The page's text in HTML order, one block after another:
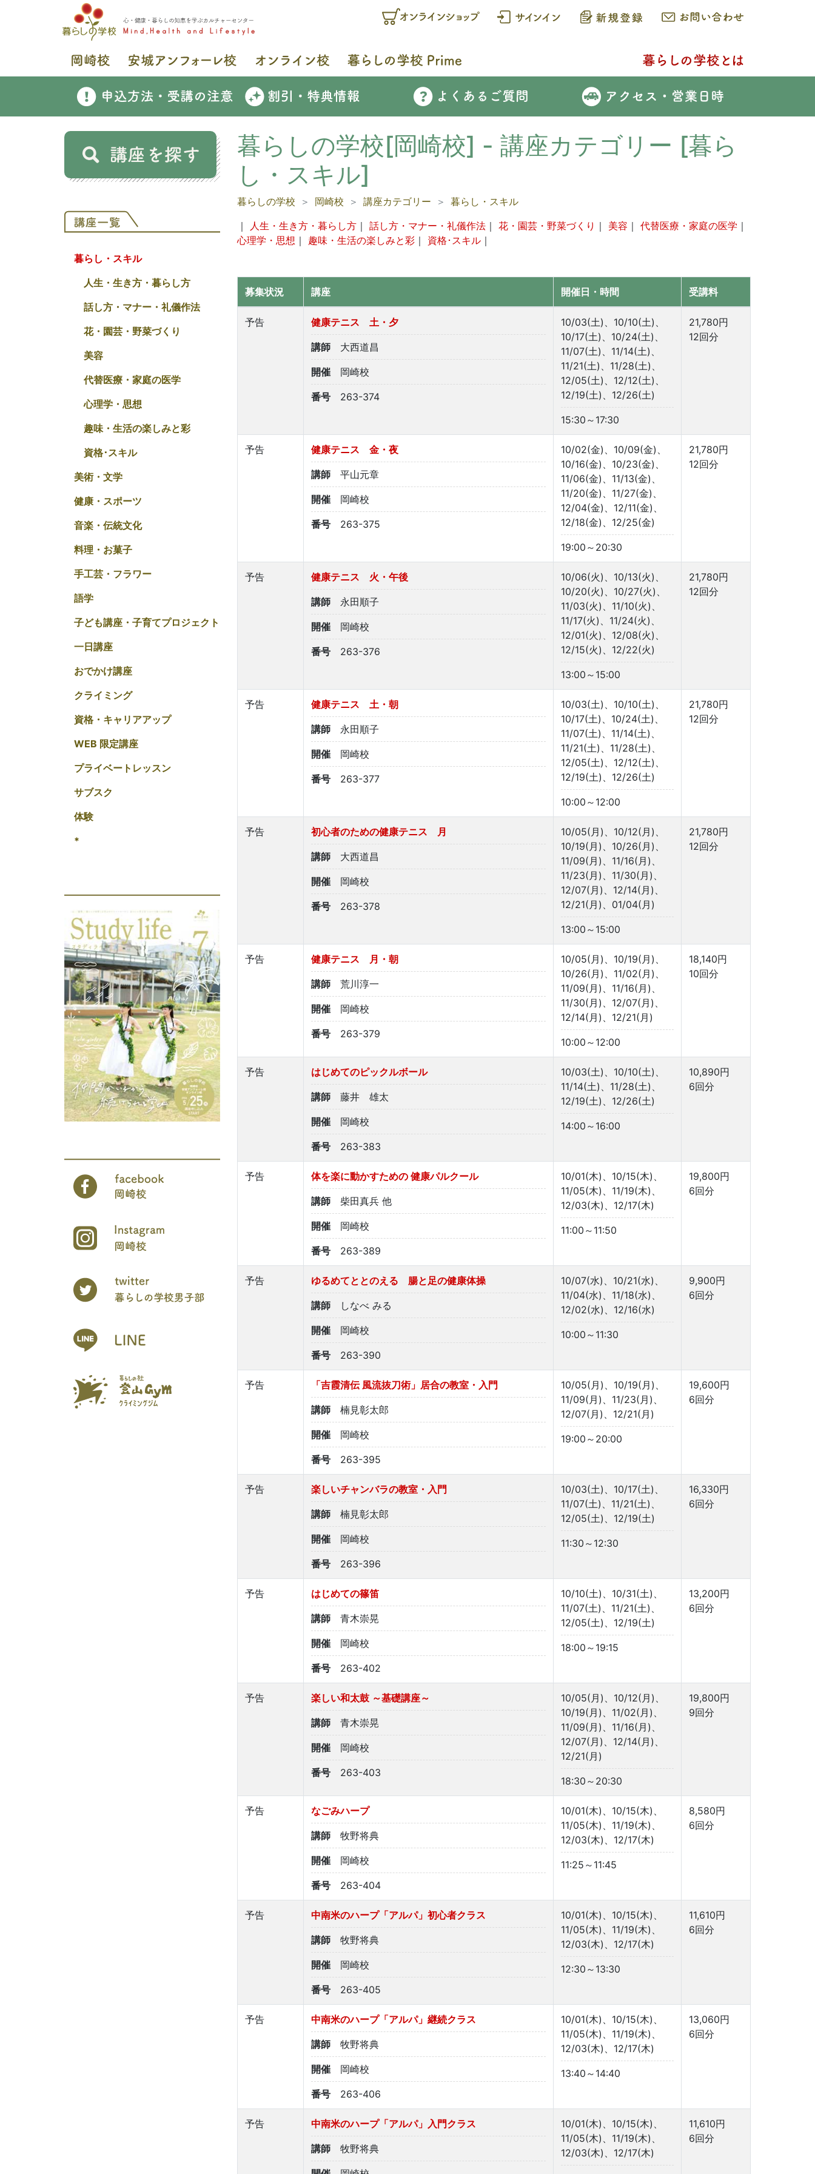
暮らし・スキル
人生・生き方・暮らし方
話し方・マナー・礼儀作法
花・園芸・野菜づくり
美容
代替医療・家庭の医学
心理学・思想
趣味・生活の楽しみと彩
資格･スキル
美術・文学
健康・スポーツ
音楽・伝統文化
料理・お菓子
手工芸・フラワー
語学
子ども講座・子育てプロジェクト
一日講座
おでかけ講座
クライミング
資格・キャリアアップ
WEB 限定講座
プライベートレッスン
サブスク
体験
*
暮らしの学校[岡崎校] - 講座カテゴリー [暮ら
し・スキル]
暮らしの学校 岡崎校 講座カテゴリー
暮らし・スキル
｜
人生・生き方・暮らし方 ｜ 話し方・マナー・礼儀作法 ｜ 花・園芸・野菜づくり ｜ 美容 ｜ 代替医療・家庭の医学 ｜
心理学・思想 ｜ 趣味・生活の楽しみと彩 ｜ 資格･スキル ｜
募集状況 講座 開催日・時間 受講料
予告 健康テニス 土・夕
講師 大西道昌
開催 岡崎校
番号 263-374
10/03(土)、10/10(土)、
10/17(土)、10/24(土)、
11/07(土)、11/14(土)、
11/21(土)、11/28(土)、
12/05(土)、12/12(土)、
12/19(土)、12/26(土)
15:30～17:30
21,780円
12回分
予告 健康テニス 金・夜
講師 平山元章
開催 岡崎校
番号 263-375
10/02(金)、10/09(金)、
10/16(金)、10/23(金)、
11/06(金)、11/13(金)、
11/20(金)、11/27(金)、
12/04(金)、12/11(金)、
12/18(金)、12/25(金)
19:00～20:30
21,780円
12回分
予告 健康テニス 火・午後
講師 永田順子
開催 岡崎校
番号 263-376
10/06(火)、10/13(火)、
10/20(火)、10/27(火)、
11/03(火)、11/10(火)、
11/17(火)、11/24(火)、
12/01(火)、12/08(火)、
12/15(火)、12/22(火)
13:00～15:00
21,780円
12回分
予告 健康テニス 土・朝
講師 永田順子
開催 岡崎校
番号 263-377
10/03(土)、10/10(土)、
10/17(土)、10/24(土)、
11/07(土)、11/14(土)、
11/21(土)、11/28(土)、
12/05(土)、12/12(土)、
12/19(土)、12/26(土)
10:00～12:00
21,780円
12回分
予告 初心者のための健康テニス 月
講師 大西道昌
開催 岡崎校
番号 263-378
10/05(月)、10/12(月)、
10/19(月)、10/26(月)、
11/09(月)、11/16(月)、
11/23(月)、11/30(月)、
12/07(月)、12/14(月)、
12/21(月)、01/04(月)
13:00～15:00
21,780円
12回分
予告 健康テニス 月・朝
講師 荒川淳一
開催 岡崎校
番号 263-379
10/05(月)、10/19(月)、
10/26(月)、11/02(月)、
11/09(月)、11/16(月)、
11/30(月)、12/07(月)、
12/14(月)、12/21(月)
10:00～12:00
18,140円
10回分
予告 はじめてのピックルボール
講師 藤井 雄太
開催 岡崎校
番号 263-383
10/03(土)、10/10(土)、
11/14(土)、11/28(土)、
12/19(土)、12/26(土)
14:00～16:00
10,890円
6回分
予告 体を楽に動かすための 健康パルクール
講師 柴田真兵 他
開催 岡崎校
番号 263-389
10/01(木)、10/15(木)、
11/05(木)、11/19(木)、
12/03(木)、12/17(木)
11:00～11:50
19,800円
6回分
予告 ゆるめてととのえる 腸と足の健康体操
講師 しなべ みる
開催 岡崎校
番号 263-390
10/07(水)、10/21(水)、
11/04(水)、11/18(水)、
12/02(水)、12/16(水)
10:00～11:30
9,900円
6回分
予告 「吉霞清伝 風流抜刀術」居合の教室・入門
講師 楠見彰太郎
開催 岡崎校
番号 263-395
10/05(月)、10/19(月)、
11/09(月)、11/23(月)、
12/07(月)、12/21(月)
19:00～20:00
19,600円
6回分
予告 楽しいチャンバラの教室・入門
講師 楠見彰太郎
開催 岡崎校
番号 263-396
10/03(土)、10/17(土)、
11/07(土)、11/21(土)、
12/05(土)、12/19(土)
11:30～12:30
16,330円
6回分
予告 はじめての篠笛
講師 青木崇晃
開催 岡崎校
番号 263-402
10/10(土)、10/31(土)、
11/07(土)、11/21(土)、
12/05(土)、12/19(土)
18:00～19:15
13,200円
6回分
予告 楽しい和太鼓 ～基礎講座～
講師 青木崇晃
開催 岡崎校
番号 263-403
10/05(月)、10/12(月)、
10/19(月)、11/02(月)、
11/09(月)、11/16(月)、
12/07(月)、12/14(月)、
12/21(月)
18:30～20:30
19,800円
9回分
予告 なごみハープ
講師 牧野将典
開催 岡崎校
番号 263-404
10/01(木)、10/15(木)、
11/05(木)、11/19(木)、
12/03(木)、12/17(木)
11:25～11:45
8,580円
6回分
予告 中南米のハープ「アルパ」初心者クラス
講師 牧野将典
開催 岡崎校
番号 263-405
10/01(木)、10/15(木)、
11/05(木)、11/19(木)、
12/03(木)、12/17(木)
12:30～13:30
11,610円
6回分
予告 中南米のハープ「アルパ」継続クラス
講師 牧野将典
開催 岡崎校
番号 263-406
10/01(木)、10/15(木)、
11/05(木)、11/19(木)、
12/03(木)、12/17(木)
13:40～14:40
13,060円
6回分
予告 中南米のハープ「アルパ」入門クラス
講師 牧野将典
10/01(木)、10/15(木)、
11/05(木)、11/19(木)、
12/03(木)、12/17(木)
11,610円
6回分